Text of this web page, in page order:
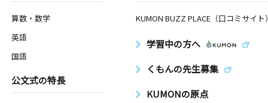
算数・数学
英語
国語
公文式の特長
KUMON BUZZ PLACE（口コミサイト）
学習中の方へ
くもんの先生募集
KUMONの原点